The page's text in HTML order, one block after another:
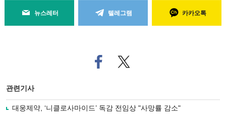
뉴스레터 텔레그램 카카오톡
페
이
로
트위
터로
관련기사
대웅제약, ‘니클로사마이드’ 독감 전임상 "사망률 감소"